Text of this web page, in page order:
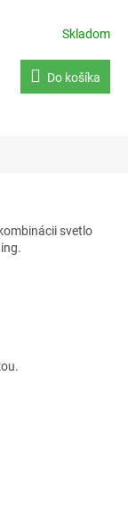
Skladom
Do košíka
svetlo